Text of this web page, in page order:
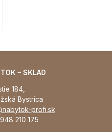
– SKLAD
184,
Bystrica
profi.sk
210 175